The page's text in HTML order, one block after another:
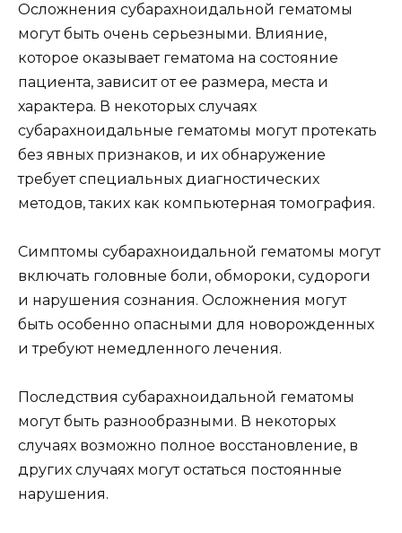
Осложнения субарахноидальной гематомы
могут быть очень серьезными. Влияние,
которое оказывает гематома на состояние
пациента, зависит от ее размера, места и
характера. В некоторых случаях
субарахноидальные гематомы могут протекать
без явных признаков, и их обнаружение
требует специальных диагностических
методов, таких как компьютерная томография.
Симптомы субарахноидальной гематомы могут
включать головные боли, обмороки, судороги
и нарушения сознания. Осложнения могут
быть особенно опасными для новорожденных
и требуют немедленного лечения.
Последствия субарахноидальной гематомы
могут быть разнообразными. В некоторых
случаях возможно полное восстановление, в
других случаях могут остаться постоянные
нарушения.